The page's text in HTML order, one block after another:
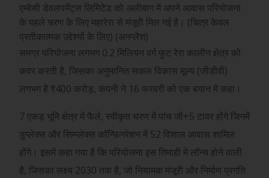
एम्बेसी डेवलपमेंट्स लिमिटेड को अलीबाग में अपने आवास परियोजना
के पहले चरण के लिए महारेरा से मंजूरी मिल गई है। (चित्र केवल
प्रतीकात्मक उद्देश्यों के लिए) (अनप्लैश)
समग्र परियोजना लगभग 0.2 मिलियन वर्ग फुट रेरा कालीन क्षेत्र को
कवर करती है, जिसका अनुमानित सकल विकास मूल्य (जीडीवी)
लगभग है₹400 करोड़, कंपनी ने 16 फरवरी को एक बयान में कहा।
7 एकड़ भूमि क्षेत्र में फैले, स्वीकृत चरण में पांच जी+5 टावर होंगे जिनमें
डुप्लेक्स और सिम्प्लेक्स कॉन्फ़िगरेशन में 52 विशाल आवास शामिल
होंगे। इसमें कहा गया है कि परियोजना इस तिमाही में लॉन्च होने वाली
है, जिसका लक्ष्य 2030 तक है, जो नियामक मंजूरी और निर्माण प्रगति